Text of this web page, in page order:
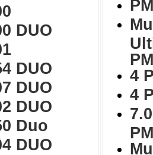
DUO
DUO
DUO
DUO
Duo
DUO
4
4